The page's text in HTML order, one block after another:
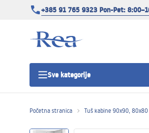
+385 91 765 9323 Pon-Pet:
Sve kategorije
Početna stranica Tuš kabine 90x90,